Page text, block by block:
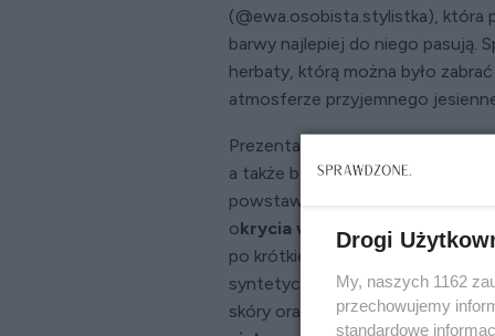
(@ewa.osobista.stylistka), która
barwy najlepiej do niego pasują.
herbaty, którą można było
atmosferze przyjemnego
Prezentacja kolekcji był też
a także bezpośrednichspotkań z
powstawania najciekawszych
okrycia wierzchnie
po krótkie i długie płaszcze i
syntetycznych. Goście
skóry oraz nowoczesne
Drogi
My, naszych 1162
przechowujemy
standardowe